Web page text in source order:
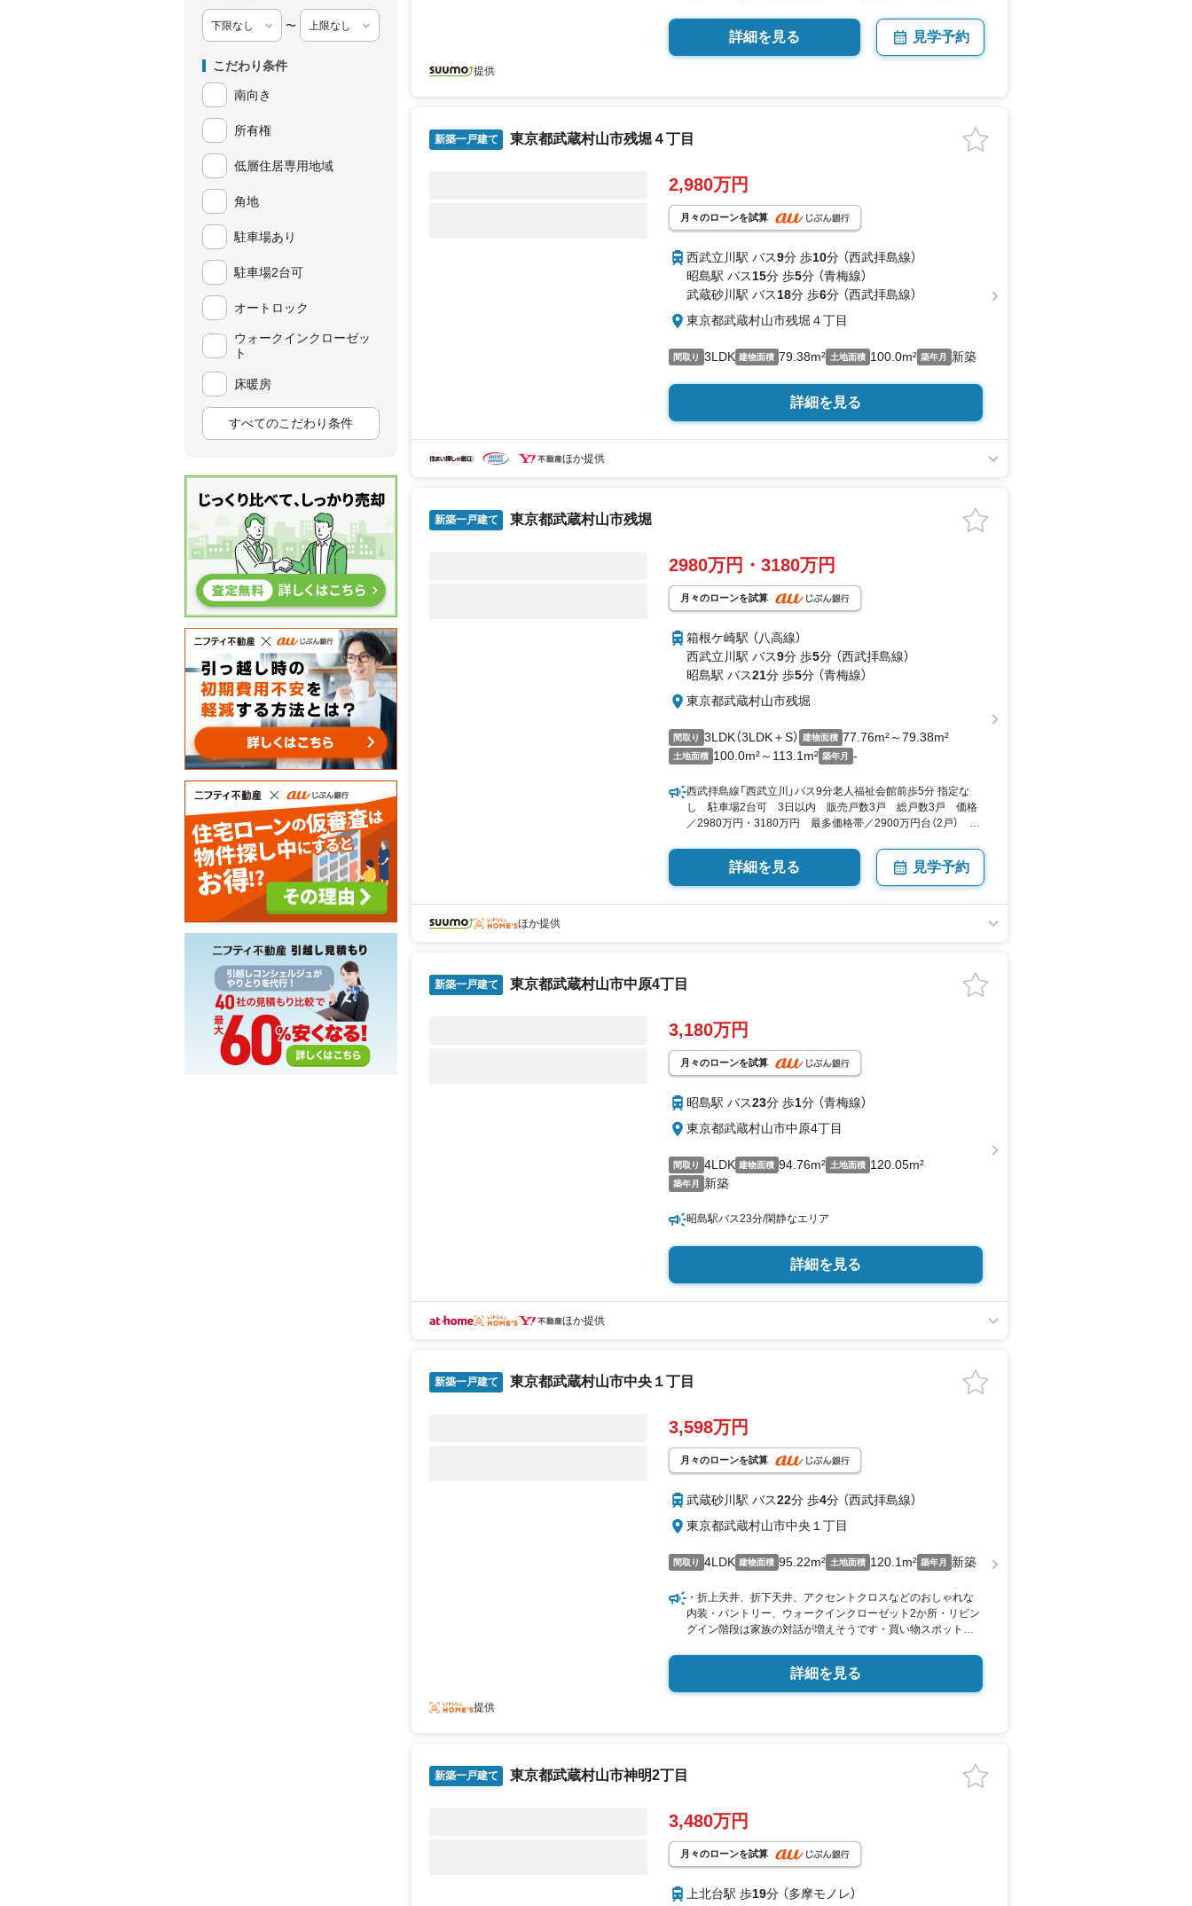
〜
こだわり条件
南向き
所有権
低層住居専用地域
角地
駐車場あり
駐車場2台可
オートロック
ウォークインクローゼッ
ト
床暖房
すべてのこだわり条件
25.72坪） 向き／▼未選択 by SUUMO
詳細を見る 見学予約
提供
新築一戸建て 東京都武蔵村山市残堀４丁目
2,980万円
月々のローンを試算
西武立川駅 バス9分 歩10分 （西武拝島線）
昭島駅 バス15分 歩5分 （青梅線）
武蔵砂川駅 バス18分 歩6分 （西武拝島線）
東京都武蔵村山市残堀４丁目
間取り 3LDK 建物面積 79.38m² 土地面積 100.0m² 築年月 新築
詳細を見る
ほか提供
新築一戸建て 東京都武蔵村山市残堀
2980万円・3180万円
月々のローンを試算
箱根ケ崎駅 （八高線）
西武立川駅 バス9分 歩5分 （西武拝島線）
昭島駅 バス21分 歩5分 （青梅線）
東京都武蔵村山市残堀
間取り 3LDK（3LDK＋S） 建物面積 77.76m²～79.38m²
土地面積 100.0m²～113.1m² 築年月 -
西武拝島線「西武立川」バス9分老人福祉会館前歩5分 指定な
し 駐車場2台可 3日以内 販売戸数3戸 総戸数3戸 価格
／2980万円・3180万円 最多価格帯／2900万円台（2戸） 東
詳細を見る 見学予約
ほか提供
新築一戸建て 東京都武蔵村山市中原4丁目
3,180万円
月々のローンを試算
昭島駅 バス23分 歩1分 （青梅線）
東京都武蔵村山市中原4丁目
間取り 4LDK 建物面積 94.76m² 土地面積 120.05m²
築年月 新築
昭島駅バス23分/閑静なエリア
詳細を見る
ほか提供
新築一戸建て 東京都武蔵村山市中央１丁目
3,598万円
月々のローンを試算
武蔵砂川駅 バス22分 歩4分 （西武拝島線）
東京都武蔵村山市中央１丁目
間取り 4LDK 建物面積 95.22m² 土地面積 120.1m² 築年月 新築
・折上天井、折下天井、アクセントクロスなどのおしゃれな
内装・パントリー、ウォークインクローゼット2か所・リビン
グイン階段は家族の対話が増えそうです・買い物スポット近
詳細を見る
提供
新築一戸建て 東京都武蔵村山市神明2丁目
3,480万円
月々のローンを試算
上北台駅 歩19分 （多摩モノレ）